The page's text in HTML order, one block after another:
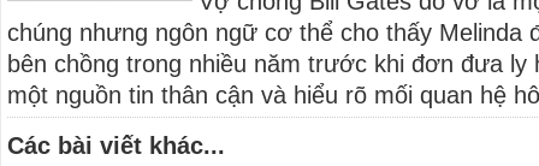
chúng nhưng ngôn ngữ cơ thể cho thấy Melinda
bên chồng trong nhiều năm trước khi đơn đưa ly
một nguồn tin thân cận và hiểu rõ mối quan hệ
Các bài viết khác...